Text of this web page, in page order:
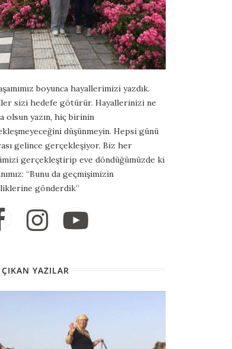
boyunca hayallerimizi yazdık.
sizi hedefe götürür. Hayallerinizi ne
olsun yazın, hiç birinin
düşünmeyin. Hepsi günü
gelince gerçekleşiyor. Biz her
gerçekleştirip eve döndüğümüzde ki
“Bunu da geçmişimizin
gönderdik”
YAZILAR